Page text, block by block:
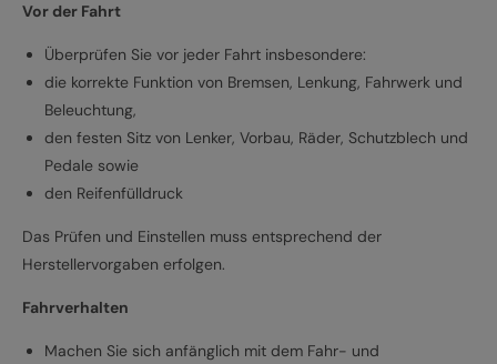
Vor der Fahrt
Überprüfen Sie vor jeder Fahrt insbesondere:
die korrekte Funktion von Bremsen, Lenkung, Fahrwerk und
Beleuchtung,
den festen Sitz von Lenker, Vorbau, Räder, Schutzblech und
Pedale sowie
den Reifenfülldruck
Das Prüfen und Einstellen muss entsprechend der
Herstellervorgaben erfolgen.
Fahrverhalten
Machen Sie sich anfänglich mit dem Fahr- und